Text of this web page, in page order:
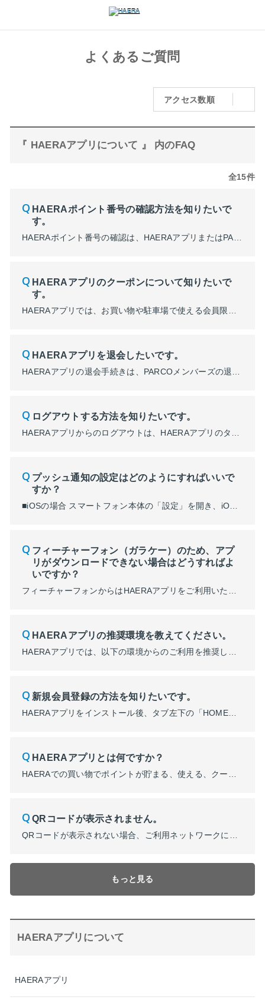
よくあるご質問
アクセス数順
『 HAERAアプリについて 』 内のFAQ
全15件
HAERAポイント番号の確認方法を知りたいで
す。
HAERAアプリのクーポンについて知りたいで
す。
HAERAアプリを退会したいです。
ログアウトする方法を知りたいです。
プッシュ通知の設定はどのようにすればいいで
すか？
フィーチャーフォン（ガラケー）のため、アプ
リがダウンロードできない場合はどうすればよ
いですか？
HAERAアプリの推奨環境を教えてください。
新規会員登録の方法を知りたいです。
HAERAアプリとは何ですか？
QRコードが表示されません。
もっと見る
HAERAアプリについて
HAERAアプリ